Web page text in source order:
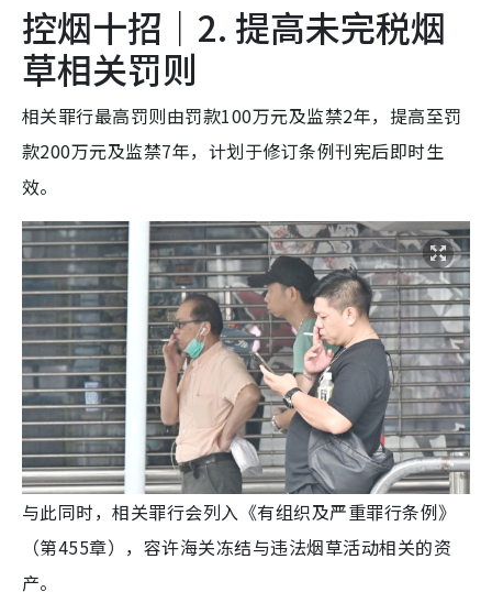
控烟十招｜2. 提高未完税烟
草相关罚则
相关罪行最高罚则由罚款100万元及监禁2年，提高至罚
款200万元及监禁7年，计划于修订条例刊宪后即时生
效。
与此同时，相关罪行会列入《有组织及严重罪行条例》
（第455章），容许海关冻结与违法烟草活动相关的资
产。